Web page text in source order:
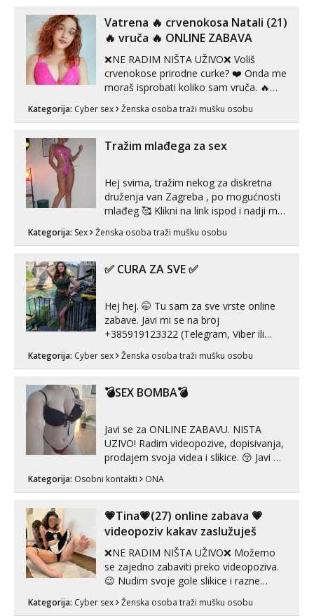
Vatrena ‎️‍🔥 crvenokosa Natali (21)
‎️‍🔥 vruča‎ ️‍🔥 ONLINE ZABAVA
❌NE RADIM NIŠTA UŽIVO❌ Voliš
crvenokose prirodne curke? ❤️ Onda me
moraš isprobati koliko sam vruča.‎ ️‍🔥
MLADA vražica koja ima 100%
prorodne grudi, 💦 Misli su mi uvijek
U mojoj raznolikoj ponudi možeš
pranaći nešto po svojoj mjeri. Sexi videa
Kategorija: Cyber sex Ženska osoba traži mušku osobu
Tražim mlađega za sex
Hej svima, tražim nekog za diskretna
druženja van Zagreba , po mogućnosti
mlađeg 🥰 Klikni na link ispod i nadji me
Kategorija: Sex Ženska osoba traži mušku osobu
✅ CURA ZA SVE ✅
Hej hej. 🤭 Tu sam za sve vrste online
zabave. Javi mi se na broj
+385919123322 (Telegram, Viber ili
Whatsapp). 🤙 NE javljaj se na uzivo.
Hvala.
Kategorija: Cyber sex Ženska osoba traži mušku osobu
💣SEX BOMBA💣
Javi se za ONLINE ZABAVU. NISTA
UZIVO! Radim videopozive, dopisivanja,
prodajem svoja videa i slikice. 😚 Javi mi
Telegram. +385 91 723 0045
Kategorija: Osobni kontakti ONA
💗Tina💗(27) online zabava 💗
videopoziv kakav zaslužuješ
❌NE RADIM NIŠTA UŽIVO❌ Možemo
se zajedno zabaviti preko videopoziva.
😉 Nudim svoje gole slikice i razne
videouradke. 🤩 Za online zabavu pošalji
poruku na Whatsapp, Telegram ili Viber.
Kategorija: Cyber sex Ženska osoba traži mušku osobu